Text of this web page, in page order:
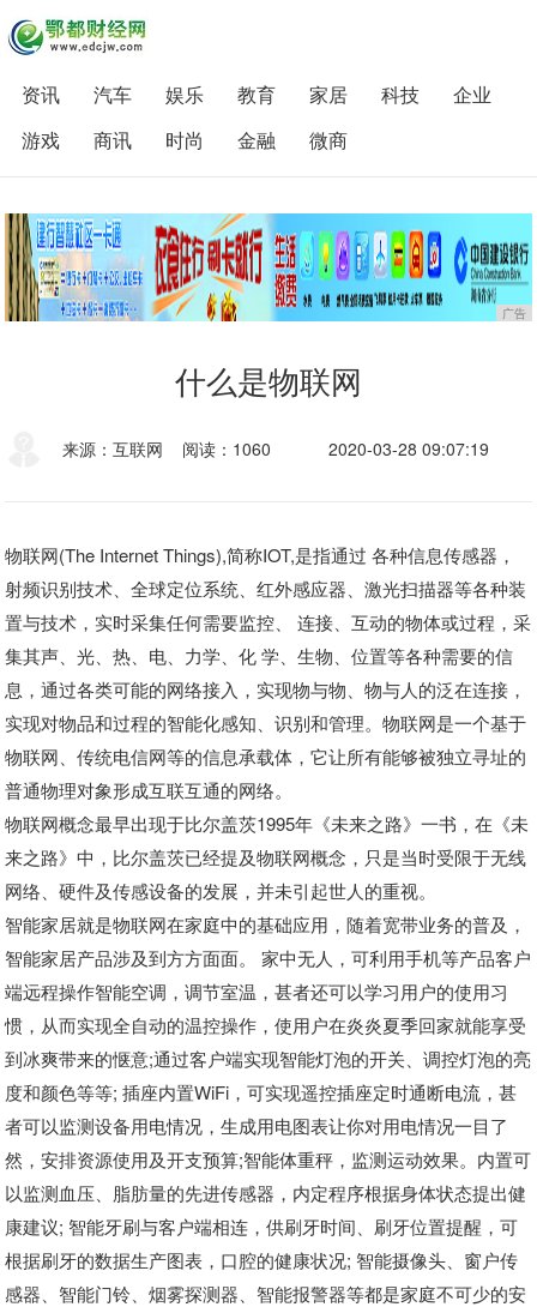
资讯 汽车 娱乐 教育 家居 科技
企业
游戏
商讯 时尚 金融 微商
广告
什么是物联网
来源：互联网 阅读：1060 2020-03-28 09:07:19
物联网(The Internet Things),简称IOT,是指通过 各种信息传感器，
射频识别技术、全球定位系统、红外感应器、激光扫描器等各种装
置与技术，实时采集任何需要监控、 连接、互动的物体或过程，采
集其声、光、热、电、力学、化 学、生物、位置等各种需要的信
息，通过各类可能的网络接入，实现物与物、物与人的泛在连接，
实现对物品和过程的智能化感知、识别和管理。物联网是一个基于
物联网、传统电信网等的信息承载体，它让所有能够被独立寻址的
普通物理对象形成互联互通的网络。
物联网概念最早出现于比尔盖茨1995年《未来之路》一书，在《未
来之路》中，比尔盖茨已经提及物联网概念，只是当时受限于无线
网络、硬件及传感设备的发展，并未引起世人的重视。
智能家居就是物联网在家庭中的基础应用，随着宽带业务的普及，
智能家居产品涉及到方方面面。 家中无人，可利用手机等产品客户
端远程操作智能空调，调节室温，甚者还可以学习用户的使用习
惯，从而实现全自动的温控操作，使用户在炎炎夏季回家就能享受
到冰爽带来的惬意;通过客户端实现智能灯泡的开关、调控灯泡的亮
度和颜色等等; 插座内置WiFi，可实现遥控插座定时通断电流，甚
者可以监测设备用电情况，生成用电图表让你对用电情况一目了
然，安排资源使用及开支预算;智能体重秤，监测运动效果。内置可
以监测血压、脂肪量的先进传感器，内定程序根据身体状态提出健
康建议; 智能牙刷与客户端相连，供刷牙时间、刷牙位置提醒，可
根据刷牙的数据生产图表，口腔的健康状况; 智能摄像头、窗户传
感器、智能门铃、烟雾探测器、智能报警器等都是家庭不可少的安